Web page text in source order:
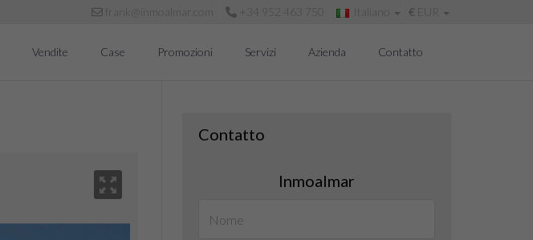
frank@inmoalmar.com +34 952 463 750 Italiano € EUR
Vendite Case Promozioni Servizi Azienda Contatto
Contatto
Inmoalmar